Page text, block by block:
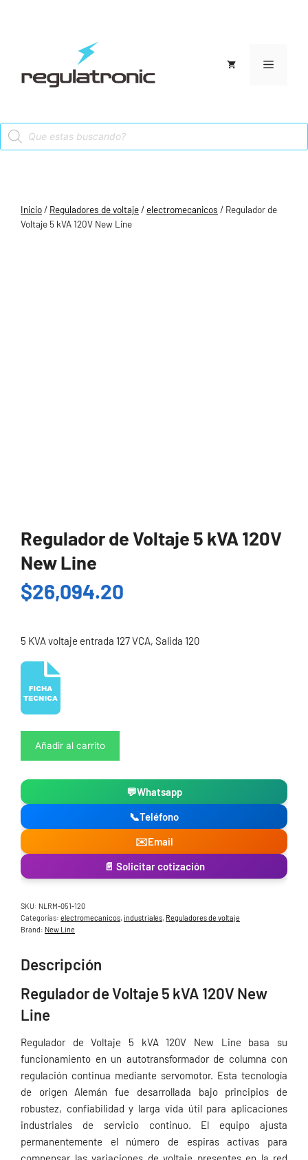
Menú
Products
search
Inicio/ Reguladores de voltaje/electromecanicos / Regulador de
Voltaje 5 kVA 120V New Line
Regulador de Voltaje 5 kVA 120V
New Line
$26,094.20
5 KVA voltaje entrada 127 VCA, Salida 120
5
kVA
120V
New
Line
cantidad
Añadir al carrito
💬Whatsapp
📞Teléfono
✉️Email
📄 Solicitar cotización
SKU: NLRM-051-120
Categorías: electromecanicos, industriales, Reguladores de voltaje
Brand: New Line
Descripción
Regulador de Voltaje 5 kVA 120V New
Line
Regulador de Voltaje 5 kVA 120V New Line basa su
funcionamiento en un autotransformador de columna con
regulación continua mediante servomotor. Esta tecnología
de origen Alemán fue desarrollada bajo principios de
robustez, confiabilidad y larga vida útil para aplicaciones
industriales de servicio continuo. El equipo ajusta
permanentemente el número de espiras activas para